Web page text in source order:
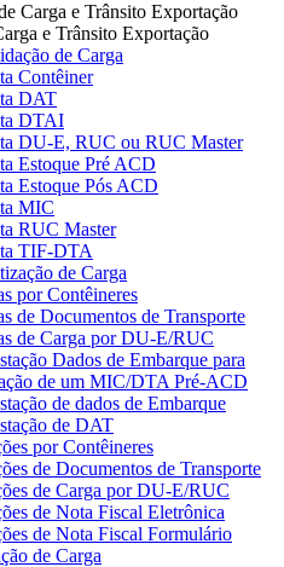
Carga e Trânsito Exportação
e Trânsito Exportação
de Carga
Contêiner
DAT
DTAI
DU-E, RUC ou RUC Master
Estoque Pré ACD
Estoque Pós ACD
MIC
RUC Master
TIF-DTA
de Carga
por Contêineres
de Documentos de Transporte
de Carga por DU-E/RUC
Dados de Embarque para
de um MIC/DTA Pré-ACD
de dados de Embarque
de DAT
por Contêineres
de Documentos de Transporte
de Carga por DU-E/RUC
de Nota Fiscal Eletrônica
de Nota Fiscal Formulário
de Carga